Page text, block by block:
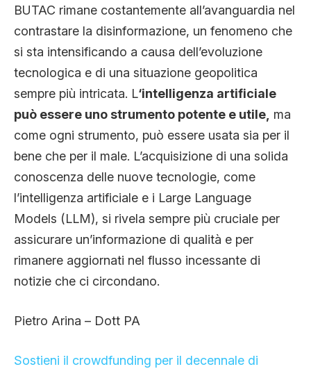
BUTAC rimane costantemente all’avanguardia nel
contrastare la disinformazione, un fenomeno che
si sta intensificando a causa dell’evoluzione
tecnologica e di una situazione geopolitica
sempre più intricata. L‘intelligenza artificiale
può essere uno strumento potente e utile, ma
come ogni strumento, può essere usata sia per il
bene che per il male. L’acquisizione di una solida
conoscenza delle nuove tecnologie, come
l’intelligenza artificiale e i Large Language
Models (LLM), si rivela sempre più cruciale per
assicurare un’informazione di qualità e per
rimanere aggiornati nel flusso incessante di
notizie che ci circondano.
Pietro Arina – Dott PA
Sostieni il crowdfunding per il decennale di